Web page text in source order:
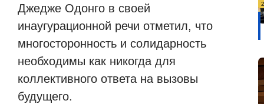
Джедже Одонго в своей
инаугурационной речи отметил, что
многосторонность и солидарность
необходимы как никогда для
коллективного ответа на вызовы
будущего.